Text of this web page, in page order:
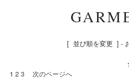
[ 並び順を変更 ] -
1 2 3 次のページへ